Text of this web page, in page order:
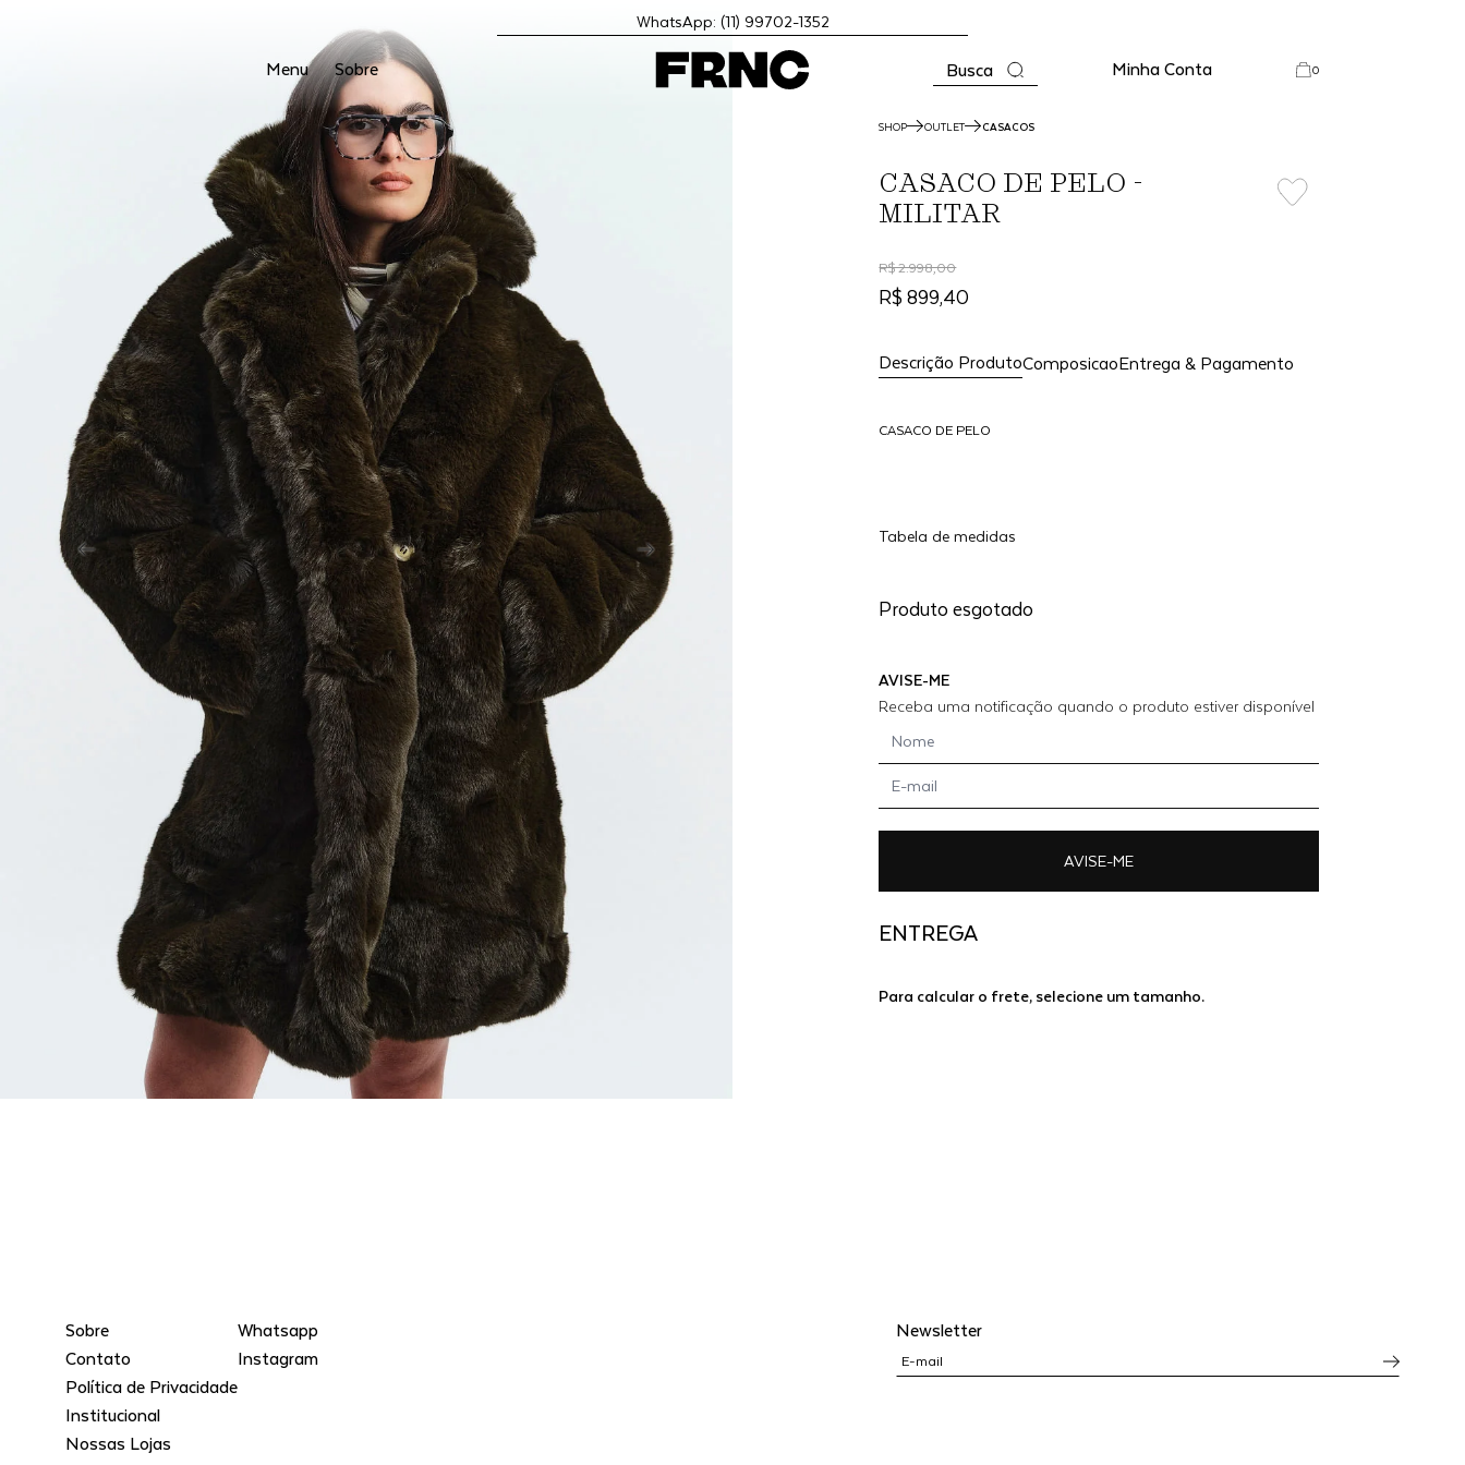
WhatsApp: (11) 99702-1352
Menu Sobre Busca Minha Conta 0
SHOP OUTLET CASACOS
CASACO DE PELO -
MILITAR
R$ 2.998,00
R$ 899,40
Composicao
Descrição Produto Entrega & Pagamento
CASACO DE PELO
Tabela de medidas
DE
MILITAR
Produto esgotado
AVISE-ME
Receba uma notificação quando o produto estiver disponível
AVISE-ME
ENTREGA
Para calcular o frete, selecione um tamanho.
Sobre
Contato
Política de Privacidade
Institucional
Nossas Lojas
Whatsapp
Instagram
Newsletter